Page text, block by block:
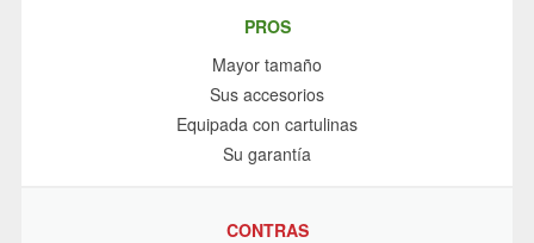
PROS
Mayor tamaño
Sus accesorios
Equipada con cartulinas
Su garantía
CONTRAS